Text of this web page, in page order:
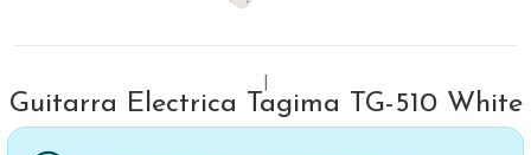
Guitarra Electrica Tagima TG-510 White